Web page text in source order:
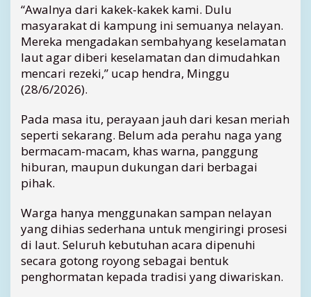
“Awalnya dari kakek-kakek kami. Dulu
masyarakat di kampung ini semuanya nelayan.
Mereka mengadakan sembahyang keselamatan
laut agar diberi keselamatan dan dimudahkan
mencari rezeki,” ucap hendra, Minggu
(28/6/2026).
Pada masa itu, perayaan jauh dari kesan meriah
seperti sekarang. Belum ada perahu naga yang
bermacam-macam, khas warna, panggung
hiburan, maupun dukungan dari berbagai
pihak.
Warga hanya menggunakan sampan nelayan
yang dihias sederhana untuk mengiringi prosesi
di laut. Seluruh kebutuhan acara dipenuhi
secara gotong royong sebagai bentuk
penghormatan kepada tradisi yang diwariskan.